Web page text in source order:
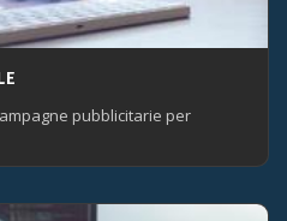
pubblicitarie per